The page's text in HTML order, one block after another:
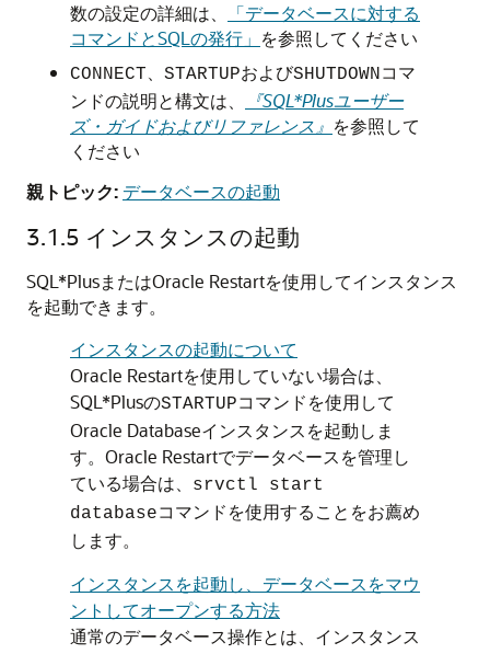
数の設定の詳細は、
「データベースに対する
コマンドとSQLの発行」 を参照してください
CONNECT STARTUPおよびSHUTDOWNコマ
ンドの説明と構文は、
『SQL*Plusユーザー
ズ・ガイドおよびリファレンス』 を参照して
ください
親トピック: データベースの起動
3.1.5 インスタンスの起動
SQL*PlusまたはOracle Restartを使用してインスタンス
を起動できます。
インスタンスの起動について
Oracle Restartを使用していない場合は、
SQL*PlusのSTARTUPコマンドを使用して
Oracle Databaseインスタンスを起動しま
す。Oracle Restartでデータベースを管理し
ている場合は、
srvctl start
databaseコマンドを使用することをお薦め
します。
インスタンスを起動し、データベースをマウ
ントしてオープンする方法
通常のデータベース操作とは、インスタンス